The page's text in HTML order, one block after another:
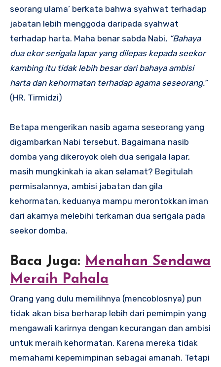
seorang ulama’ berkata bahwa syahwat terhadap
jabatan lebih menggoda daripada syahwat
terhadap harta. Maha benar sabda Nabi, “Bahaya
dua ekor serigala lapar yang dilepas kepada seekor
kambing itu tidak lebih besar dari bahaya ambisi
harta dan kehormatan terhadap agama seseorang.”
(HR. Tirmidzi)
Betapa mengerikan nasib agama seseorang yang
digambarkan Nabi tersebut. Bagaimana nasib
domba yang dikeroyok oleh dua serigala lapar,
masih mungkinkah ia akan selamat? Begitulah
permisalannya, ambisi jabatan dan gila
kehormatan, keduanya mampu merontokkan iman
dari akarnya melebihi terkaman dua serigala pada
seekor domba.
Baca Juga: Menahan Sendawa
Meraih Pahala
Orang yang dulu memilihnya (mencoblosnya) pun
tidak akan bisa berharap lebih dari pemimpin yang
mengawali karirnya dengan kecurangan dan ambisi
untuk meraih kehormatan. Karena mereka tidak
memahami kepemimpinan sebagai amanah. Tetapi